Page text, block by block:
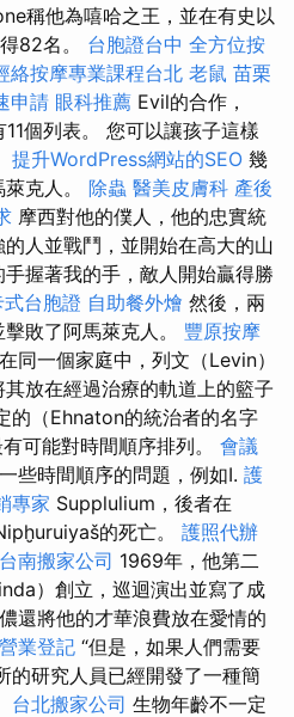
稱他為嘻哈之王，並在有史以
82名。 台胞證台中 全方位按
絡按摩專業課程台北 老鼠 苗栗
申請 眼科推薦 Evil的合作，
個列表。 您可以讓孩子這樣
提升WordPress網站的SEO 幾
克人。 除蟲 醫美皮膚科 產後
摩西對他的僕人，他的忠實統
人並戰鬥，並開始在高大的山
握著我的手，敵人開始贏得勝
式台胞證 自助餐外燴 然後，兩
敗了阿馬萊克人。 豐原按摩
同一個家庭中，列文（Levin）
放在經過治療的軌道上的籃子
的（Ehnaton的統治者的名字
可能對時間順序排列。 會議
些時間順序的問題，例如I. 護
專家 Supplulium，後者在
的死亡。 護照代辦
台南搬家公司 1969年，他第二
）創立，巡迴演出並寫了成
還將他的才華浪費放在愛情的
營業登記 “但是，如果人們需要
的研究人員已經開發了一種簡
台北搬家公司 生物年齡不一定